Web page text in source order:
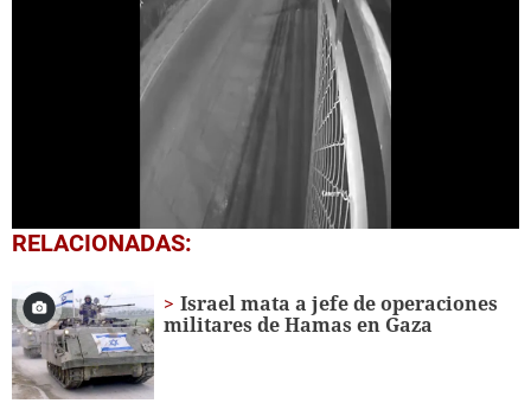
0
seconds
53
seconds
RELACIONADAS:
Israel mata a jefe de operaciones
militares de Hamas en Gaza